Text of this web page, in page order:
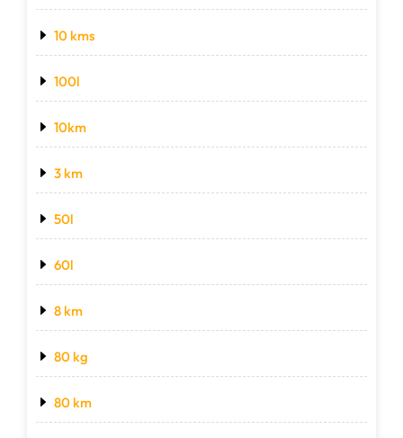
10 kms
100l
10km
3 km
50l
60l
8 km
80 kg
80 km